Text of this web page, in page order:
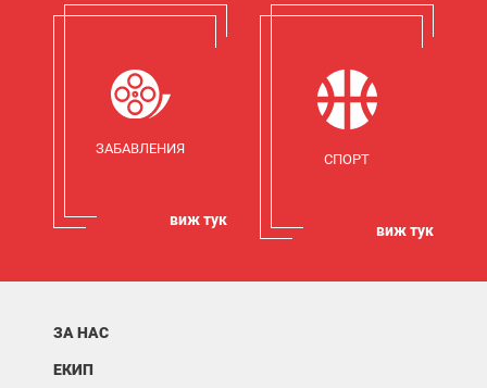
ЗАБАВЛЕНИЯ
виж тук
СПОРТ
виж тук
ЗА НАС
ЕКИП